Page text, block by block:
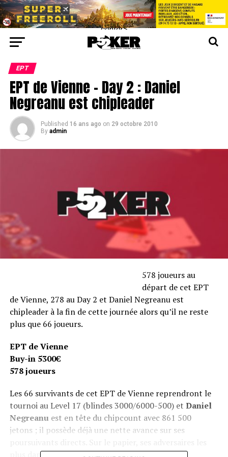
center>
EPT
EPT de Vienne – Day 2 : Daniel
Negreanu est chipleader
Published 16 ans ago on 29 octobre 2010
By admin
578 joueurs au
départ de cet EPT
de Vienne, 278 au Day 2 et Daniel Negreanu est
chipleader à la fin de cette journée alors qu’il ne reste
plus que 66 joueurs.
EPT de Vienne
Buy-in 5300€
578 joueurs
Les 66 survivants de cet EPT de Vienne reprendront le
tournoi au Level 17 (blindes 3000/6000-500) et Daniel
Negreanuest en tête du chipcount avec 861 500
jetons ; il possède déjà une nette avance sur ses
plus dangereux ont été éliminés et on peut